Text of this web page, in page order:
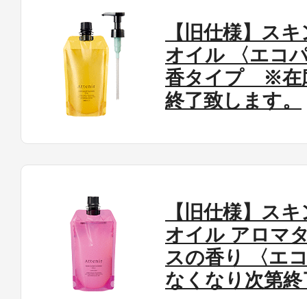
【旧仕様】ス
オイル 〈エコ
香タイプ ※在
終了致します。
【旧仕様】ス
オイル アロマ
スの香り 〈エ
なくなり次第